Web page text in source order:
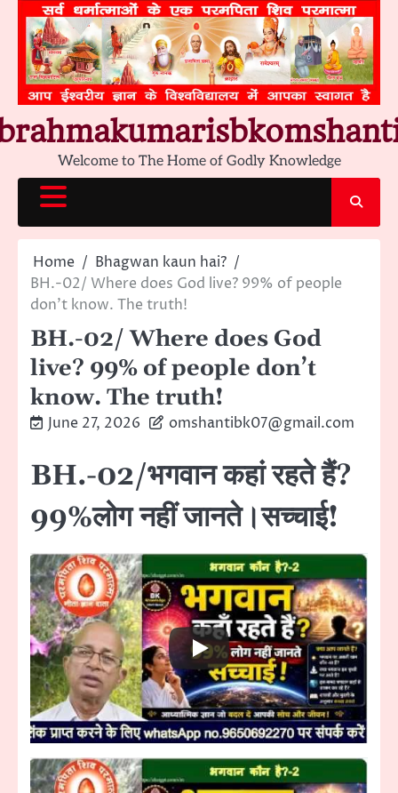
content
Welcome to The Home of Godly Knowledge
Home
Bhagwan kaun hai?
BH.-02/ Where does God live? 99% of people
don’t know. The truth!
BH.-02/ Where does God
live? 99% of people don’t
know. The truth!
June 27, 2026 omshantibk07@gmail.com
BH.-02/भगवान कहां रहते हैं?
99%लोग नहीं जानते।सच्चाई!